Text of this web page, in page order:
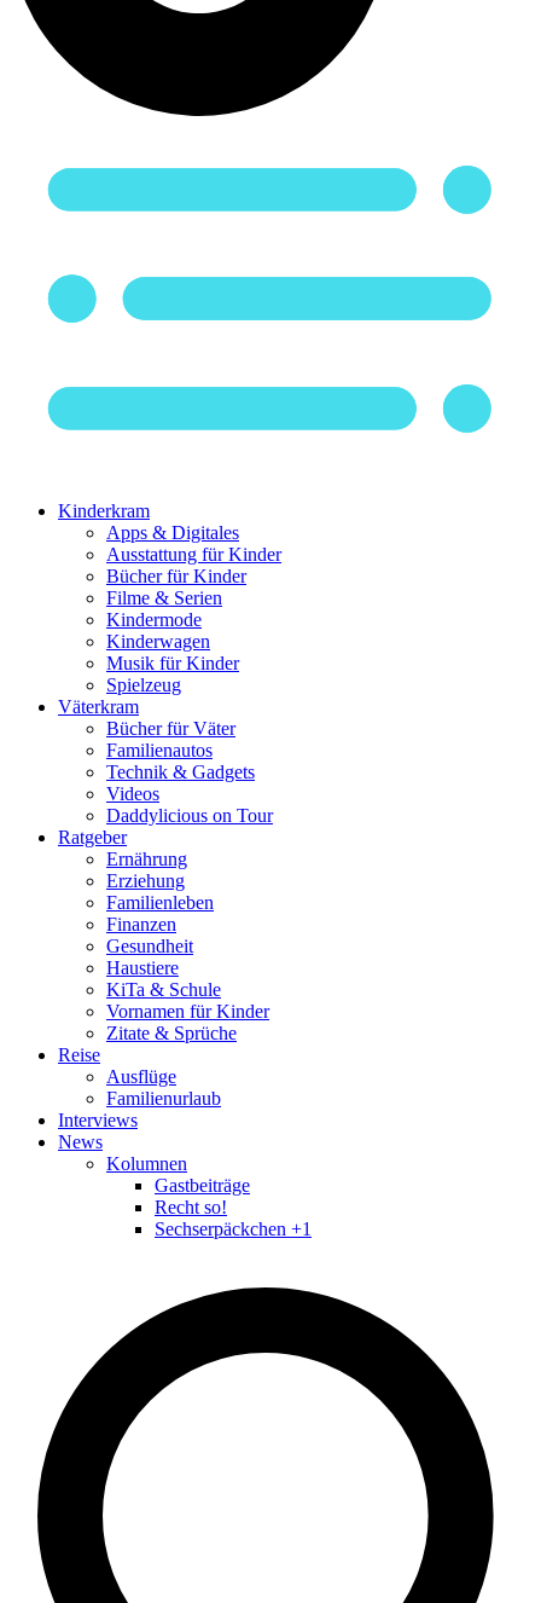
Kinderkram
Apps & Digitales
Ausstattung für Kinder
Bücher für Kinder
Filme & Serien
Kindermode
Kinderwagen
Musik für Kinder
Spielzeug
Väterkram
Bücher für Väter
Familienautos
Technik & Gadgets
Videos
Daddylicious on Tour
Ratgeber
Ernährung
Erziehung
Familienleben
Finanzen
Gesundheit
Haustiere
KiTa & Schule
Vornamen für Kinder
Zitate & Sprüche
Reise
Ausflüge
Familienurlaub
Interviews
News
Kolumnen
Gastbeiträge
Recht so!
Sechserpäckchen +1